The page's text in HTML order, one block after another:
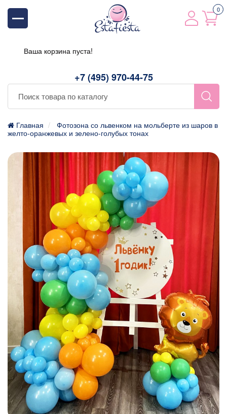
+7 (495) 970-44-75
0
Ваша корзина пуста!
Главная
Фотозона со львенком на мольберте из шаров в
желто-оранжевых и зелено-голубых тонах